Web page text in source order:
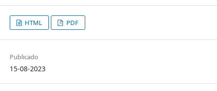
HTML PDF
Publicado
15-08-2023